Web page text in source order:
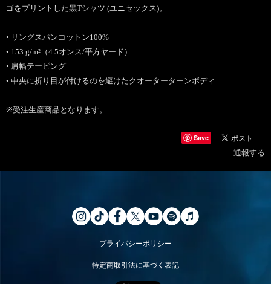
ゴをプリントした黒Tシャツ (ユニセックス)。
• リングスパンコットン100%
• 153 g/m²（4.5オンス/平方ヤード）
• 肩幅テーピング
• 中央に折り目が付けるのを避けたクオーターターンボディ
※受注生産商品となります。
Save
通報する
プライバシーポリシー
特定商取引法に基づく表記